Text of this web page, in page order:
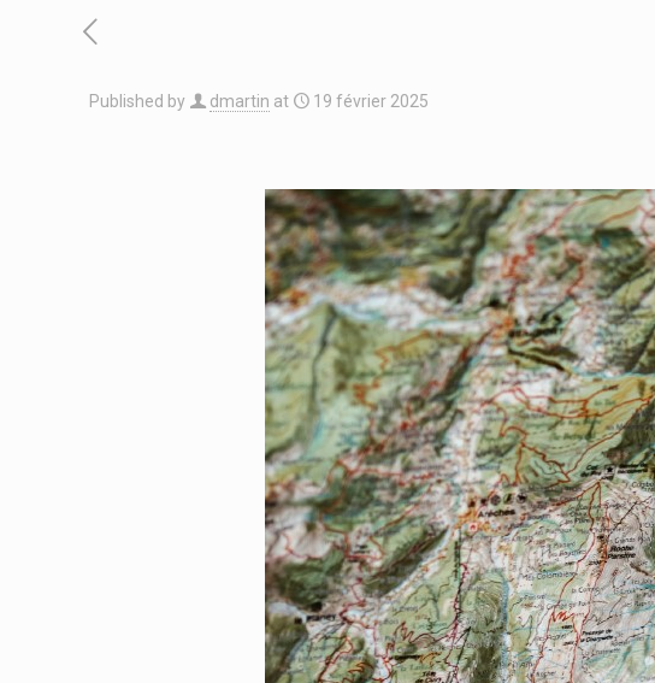
Published by dmartin at 19 février 2025